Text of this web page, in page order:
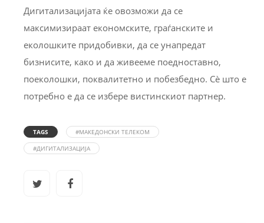
Дигитализацијата ќе овозможи да се
максимизираат економските, граѓанските и
еколошките придобивки, да се унапредат
бизнисите, како и да живееме поедноставно,
поеколошки, поквалитетно и побезбедно. Сѐ што е
потребно е да се избере вистинскиот партнер.
TAGS
#МАКЕДОНСКИ ТЕЛЕКОМ
#ДИГИТАЛИЗАЦИЈА